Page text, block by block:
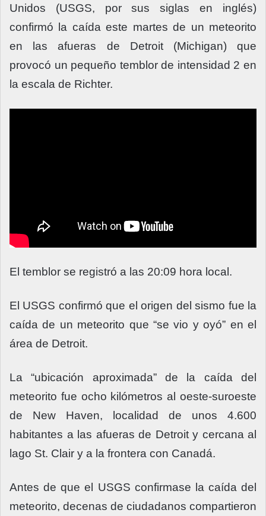
Unidos (USGS, por sus siglas en inglés)
confirmó la caída este martes de un meteorito
en las afueras de Detroit (Michigan) que
provocó un pequeño temblor de intensidad 2 en
la escala de Richter.
El temblor se registró a las 20:09 hora local.
El USGS confirmó que el origen del sismo fue la
caída de un meteorito que “se vio y oyó” en el
área de Detroit.
La “ubicación aproximada” de la caída del
meteorito fue ocho kilómetros al oeste-suroeste
de New Haven, localidad de unos 4.600
habitantes a las afueras de Detroit y cercana al
lago St. Clair y a la frontera con Canadá.
Antes de que el USGS confirmase la caída del
meteorito, decenas de ciudadanos compartieron